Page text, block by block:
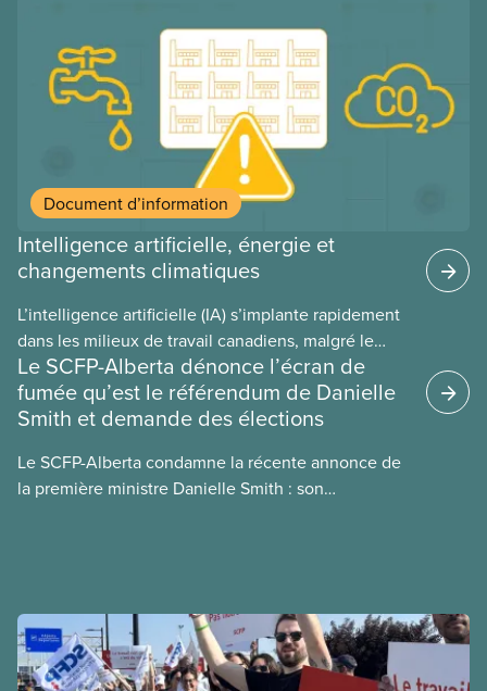
ces provinces s’interrogent sur l’incidence que ce
régime pourrait avoir sur leurs avantages
sociaux actuels.
Document d’information
Intelligence artificielle, énergie et
changements climatiques
L’intelligence artificielle (IA) s’implante rapidement
dans les milieux de travail canadiens, malgré le
manque de lois et de règlements pour l’encadrer et
de tests menés en amont. Le présent document
d’information porte sur la consommation
environnementales, le rôle du secteur privé dans
l’intensification de ces conséquences et les
Le SCFP-Alberta dénonce l’écran de
fumée qu’est le référendum de Danielle
Smith et demande des élections
Le SCFP-Alberta condamne la récente annonce de
la première ministre Danielle Smith : son